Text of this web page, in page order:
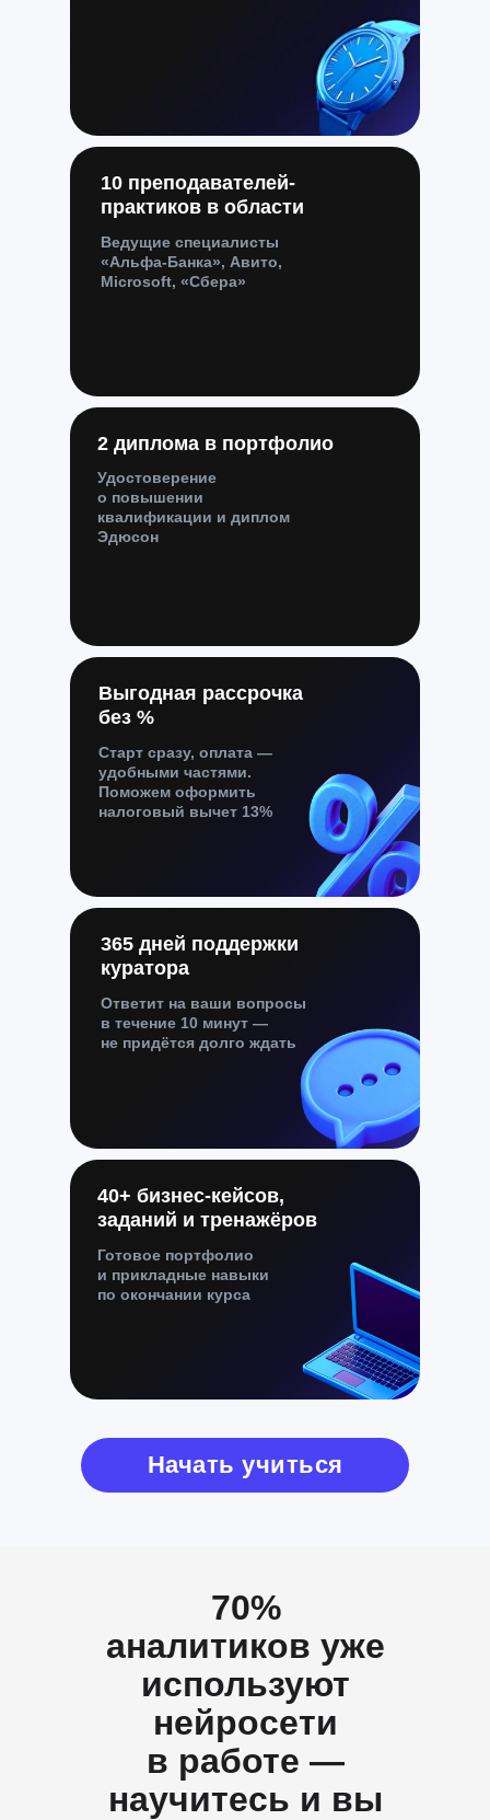
2 диплома в портфолио
Удостоверение
о повышении
квалификации и диплом
Эдюсон
10 преподавателей-
практиков в области
Ведущие специалисты
«Альфа-Банка», Авито,
Microsoft, «Сбера»
365 дней поддержки
куратора
Ответит на ваши вопросы
в течение 10 минут —
не придётся долго ждать
Выгодная рассрочка
без %
Старт сразу, оплата —
удобными частями.
Поможем оформить
налоговый вычет 13%
Начать учиться
40+ бизнес-кейсов,
заданий и тренажёров
Готовое портфолио
и прикладные навыки
по окончании курса
70%
аналитиков уже
используют
нейросети
в работе —
научитесь и вы